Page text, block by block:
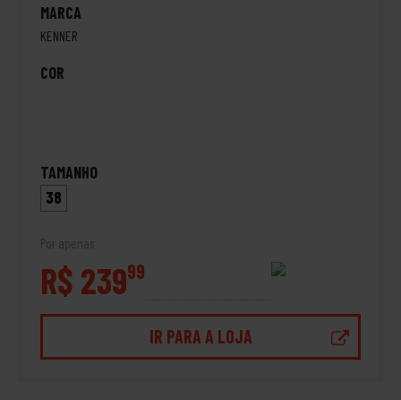
MARCA
KENNER
COR
TAMANHO
38
Por apenas
R$ 23999
IR PARA A LOJA